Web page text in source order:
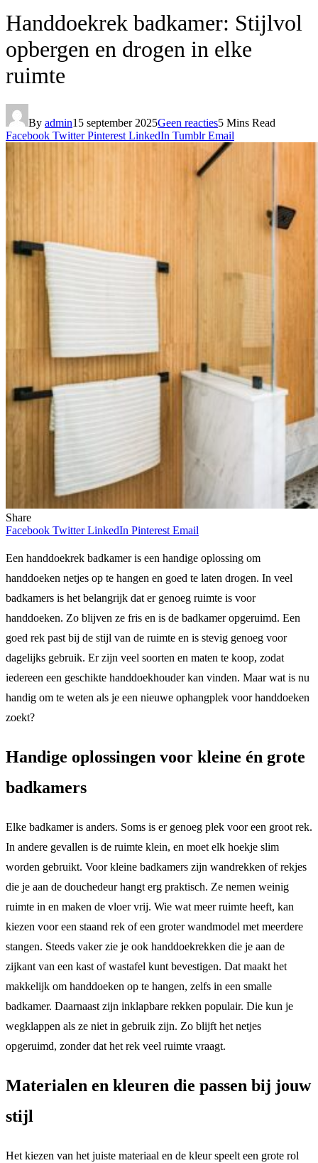
Handdoekrek badkamer: Stijlvol
opbergen en drogen in elke
ruimte
By admin15 september 2025Geen reacties5 Mins Read
Facebook Twitter Pinterest LinkedIn Tumblr Email
Share
Facebook Twitter LinkedIn Pinterest Email
Een handdoekrek badkamer is een handige oplossing om
handdoeken netjes op te hangen en goed te laten drogen. In veel
badkamers is het belangrijk dat er genoeg ruimte is voor
handdoeken. Zo blijven ze fris en is de badkamer opgeruimd. Een
goed rek past bij de stijl van de ruimte en is stevig genoeg voor
dagelijks gebruik. Er zijn veel soorten en maten te koop, zodat
iedereen een geschikte handdoekhouder kan vinden. Maar wat is nu
handig om te weten als je een nieuwe ophangplek voor handdoeken
zoekt?
Handige oplossingen voor kleine én grote
badkamers
Elke badkamer is anders. Soms is er genoeg plek voor een groot rek.
In andere gevallen is de ruimte klein, en moet elk hoekje slim
worden gebruikt. Voor kleine badkamers zijn wandrekken of rekjes
die je aan de douchedeur hangt erg praktisch. Ze nemen weinig
ruimte in en maken de vloer vrij. Wie wat meer ruimte heeft, kan
kiezen voor een staand rek of een groter wandmodel met meerdere
stangen. Steeds vaker zie je ook handdoekrekken die je aan de
zijkant van een kast of wastafel kunt bevestigen. Dat maakt het
makkelijk om handdoeken op te hangen, zelfs in een smalle
badkamer. Daarnaast zijn inklapbare rekken populair. Die kun je
wegklappen als ze niet in gebruik zijn. Zo blijft het netjes
opgeruimd, zonder dat het rek veel ruimte vraagt.
Materialen en kleuren die passen bij jouw
stijl
Het kiezen van het juiste materiaal en de kleur speelt een grote rol